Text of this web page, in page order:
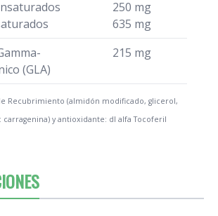
250 mg
635 mg
(GLA)
215 mg
Recubrimiento (almidón modificado, glicerol,
carragenina) y antioxidante: dl alfa Tocoferil